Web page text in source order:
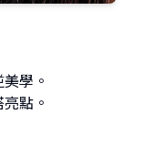
學。
點。